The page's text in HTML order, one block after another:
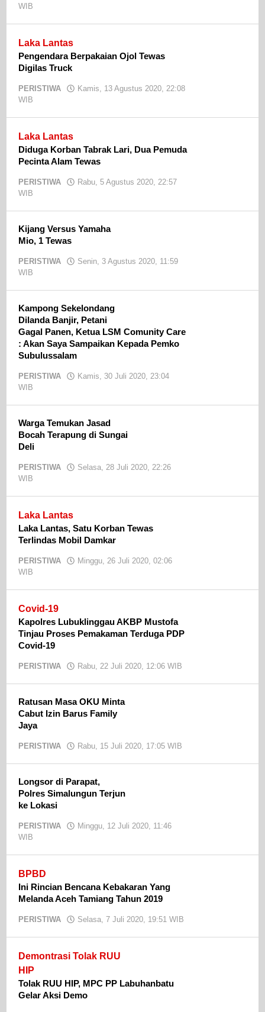
WIB
Laka Lantas
Pengendara Berpakaian Ojol Tewas
Digilas Truck
PERISTIWA
Kamis, 13 Agustus 2020, 22:08
WIB
Laka Lantas
Diduga Korban Tabrak Lari, Dua Pemuda
Pecinta Alam Tewas
PERISTIWA
Rabu, 5 Agustus 2020, 22:57
WIB
Kijang Versus Yamaha
Mio, 1 Tewas
PERISTIWA
Senin, 3 Agustus 2020, 11:59
WIB
Kampong Sekelondang
Dilanda Banjir, Petani
Gagal Panen, Ketua LSM Comunity Care
: Akan Saya Sampaikan Kepada Pemko
Subulussalam
PERISTIWA
Kamis, 30 Juli 2020, 23:04
WIB
Warga Temukan Jasad
Bocah Terapung di Sungai
Deli
PERISTIWA
Selasa, 28 Juli 2020, 22:26
WIB
Laka Lantas
Laka Lantas, Satu Korban Tewas
Terlindas Mobil Damkar
PERISTIWA
Minggu, 26 Juli 2020, 02:06
WIB
Covid-19
Kapolres Lubuklinggau AKBP Mustofa
Tinjau Proses Pemakaman Terduga PDP
Covid-19
PERISTIWA Rabu, 22 Juli 2020, 12:06 WIB
Ratusan Masa OKU Minta
Cabut Izin Barus Family
Jaya
PERISTIWA Rabu, 15 Juli 2020, 17:05 WIB
Longsor di Parapat,
Polres Simalungun Terjun
ke Lokasi
PERISTIWA
Minggu, 12 Juli 2020, 11:46
WIB
BPBD
Ini Rincian Bencana Kebakaran Yang
Melanda Aceh Tamiang Tahun 2019
PERISTIWA Selasa, 7 Juli 2020, 19:51 WIB
Demontrasi Tolak RUU
HIP
Tolak RUU HIP, MPC PP Labuhanbatu
Gelar Aksi Demo